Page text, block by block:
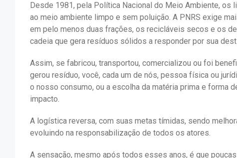
Desde 1981, pela Política Nacional do Meio Ambiente,
ao meio ambiente limpo e sem poluição. A PNRS exige
em pelo menos duas frações, os recicláveis secos e os
cadeia que gera resíduos sólidos a responder por sua
Assim, se fabricou, transportou, comercializou ou foi
gerou resíduo, você, cada um de nós, pessoa física ou
o nosso consumo, ou a escolha da matéria prima e forma
impacto.
A logística reversa, com suas metas tímidas, sendo
evoluindo na responsabilização de todos os atores.
A sensação, mesmo após todos esses anos, é que